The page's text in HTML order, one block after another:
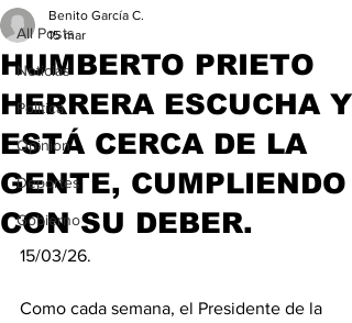
All Posts
Noticias
Politica
Opinion
Deportes
Gobierno
HUMBERTO PRIETO
HERRERA ESCUCHA Y
ESTÁ CERCA DE LA
GENTE, CUMPLIENDO
CON SU DEBER.
Benito García C.
15 mar
15/03/26.
Como cada semana, el Presidente de la